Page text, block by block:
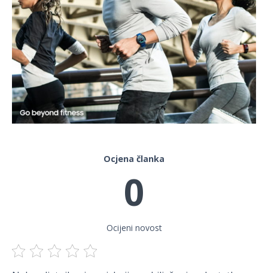
Ocjena članka
0
Ocijeni novost